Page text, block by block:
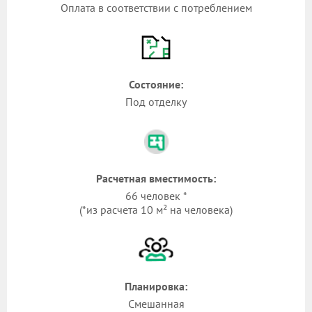
Оплата в соответствии с потреблением
Состояние:
Под отделку
Расчетная вместимость:
66 человек *
(*из расчета 10 м² на человека)
Планировка:
Смешанная